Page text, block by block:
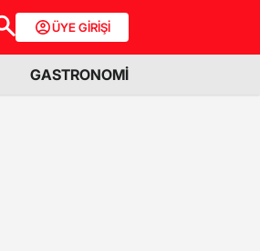
ÜYE GİRİŞİ
GASTRONOMİ